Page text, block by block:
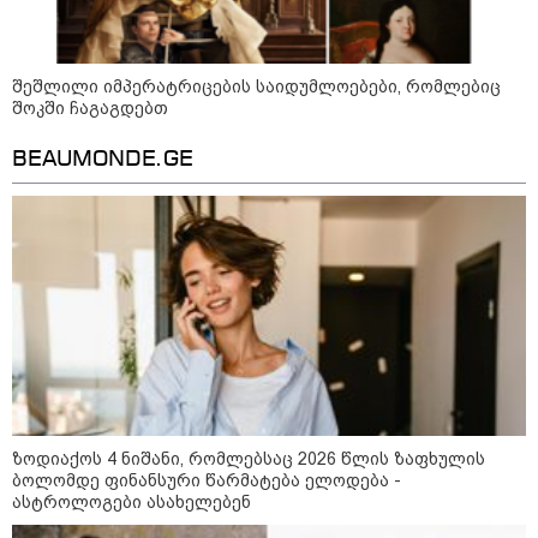
გამომდინარე, მართებულად
მიგვაჩნია, რომ ადამიანის
გასვენება ტაძრიდან არ მოხდეს,
ეს მგლოვიარეს ისეთი
სიყვარულითა უნდა ავუხსნათ,
რომ შფოთვა არ დაიბადოს" -
დანაშაული, 5-ჯერ შეცვლილი
მოსამართლე, 4-ჯერ თავიდან
დაწყებული საქმე... მადლობა
პროკურატურას, მათ გარეშე ეს
შედეგი არ დადგებოდა" - ქეთა
ხარძიანი
კატეგორიის ყველა სიახლე
სასკოლო ფორმების ჩინეთიდან
საქართველოში მოწოდება სამ
ეტაპად მოხდება - ფორმების
შეშლილი იმპერატრიცების საიდუმლოებები, რომლებიც
შოკში ჩაგაგდებთ
BEAUMONDE.GE
ზოდიაქოს 4 ნიშანი, რომლებსაც 2026 წლის ზაფხულის
ბოლომდე ფინანსური წარმატება ელოდება -
ასტროლოგები ასახელებენ